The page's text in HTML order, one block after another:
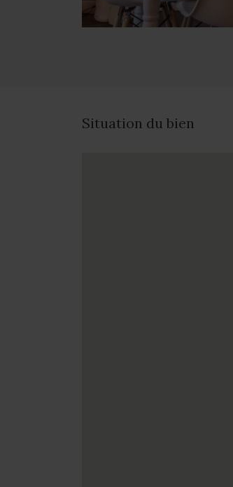
Situation du bien